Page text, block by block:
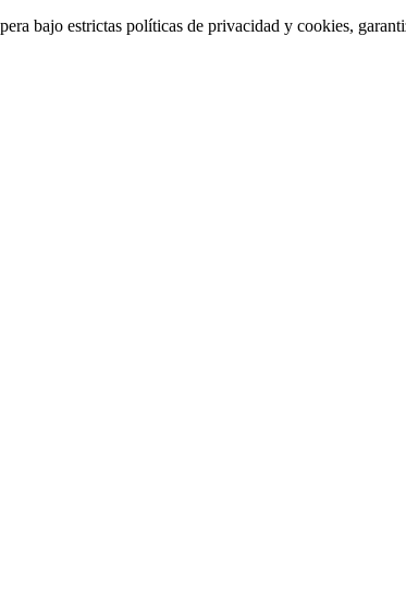
bajo estrictas políticas de privacidad y cookies,